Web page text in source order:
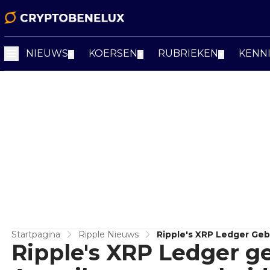
NIEUWS KOERSEN RUBRIEKEN
Startpagina Ripple Nieuws
Ripple's XRP Ledger
Opvallende Theorie Op
Ripple's XRP Ledger